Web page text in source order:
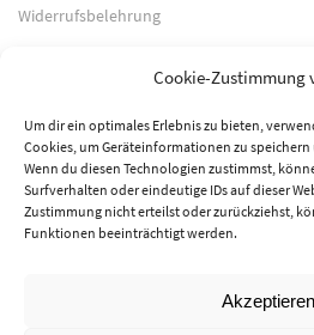
Cookie-Zustimmung
Um dir ein optimales Erlebnis zu bieten,
Cookies, um Geräteinformationen zu
Wenn du diesen Technologien zustimmst,
Surfverhalten oder eindeutige IDs auf dieser
Zustimmung nicht erteilst oder zurückziehst,
Funktionen beeinträchtigt werden.
Akzeptieren
Widerrufsbelehrung
Datenschutzerklärung
Zahlungsarten
PayPal